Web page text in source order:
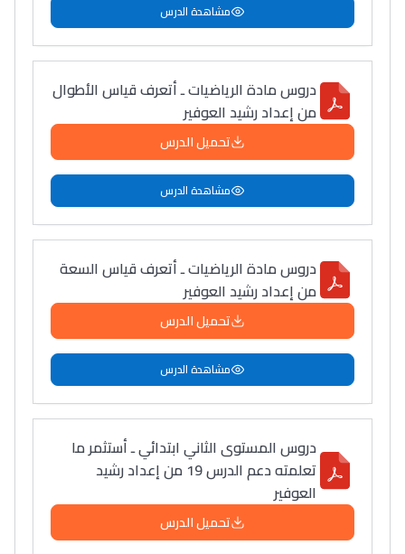
Lycée Maroc
مشاهدة الدرس
دروس مادة الرياضيات ـ أتعرف قياس الأطوال
من إعداد رشيد العوفير
تحميل الدرس
مشاهدة الدرس
دروس مادة الرياضيات ـ أتعرف قياس السعة
من إعداد رشيد العوفير
تحميل الدرس
مشاهدة الدرس
دروس المستوى الثاني ابتدائي ـ أستثمر ما
تعلمته دعم الدرس 19 من إعداد رشيد
العوفير
تحميل الدرس